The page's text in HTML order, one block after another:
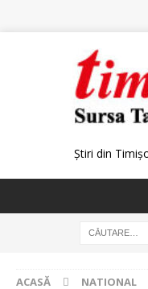
Știri din
ACASĂ NATIONAL